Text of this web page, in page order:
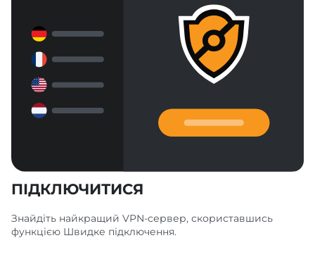
ПІДКЛЮЧИТИСЯ
Знайдіть найкращий VPN-сервер, скориставшись
функцією Швидке підключення.